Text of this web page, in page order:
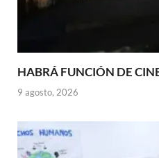
HABRÁ FUNCIÓN DE
9 agosto, 2026